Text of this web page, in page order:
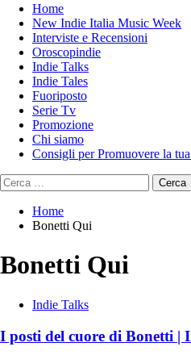
Primary
Menu
Home
New Indie Italia Music Week
Interviste e Recensioni
Oroscopindie
Indie Talks
Indie Tales
Fuoriposto
Serie Tv
Promozione
Chi siamo
Consigli per Promuovere la
Ricerca
per:
Home
Bonetti Qui
Bonetti Qui
Indie Talks
I posti del cuore di Bonetti |